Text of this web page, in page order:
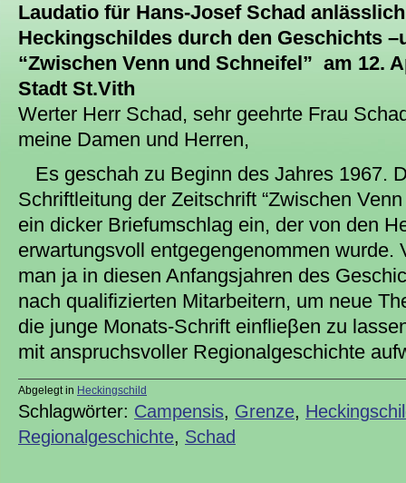
Laudatio für Hans-Josef Schad
Heckingschildes durch den Geschichts
“Zwischen Venn und Schneifel” am 12.
Stadt St.Vith
Werter Herr Schad, sehr geehrte Frau
meine Damen und Herren,
Es geschah zu Beginn des Jahres 1967.
Schriftleitung der Zeitschrift “Zwischen
ein dicker Briefumschlag ein, der von den
erwartungsvoll entgegengenommen wurde.
man ja in diesen Anfangsjahren des
nach qualifizierten Mitarbeitern, um neue
die junge Monats-Schrift einflieβen zu
mit anspruchsvoller Regionalgeschichte
Abgelegt in Heckingschild
Schlagwörter: Campensis, Grenze,
Regionalgeschichte, Schad